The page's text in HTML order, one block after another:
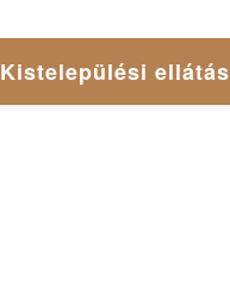
Kistelepülési ellátás